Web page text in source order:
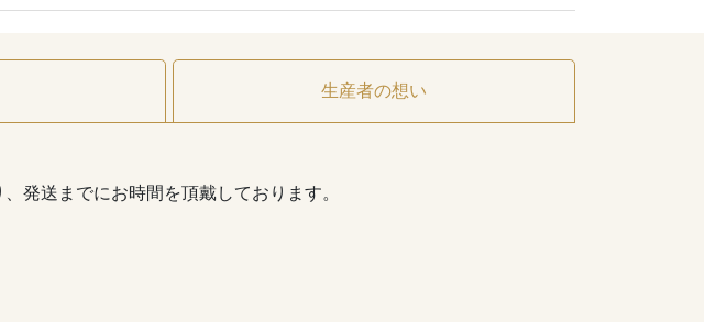
生産者の想い
発送までにお時間を頂戴しております。